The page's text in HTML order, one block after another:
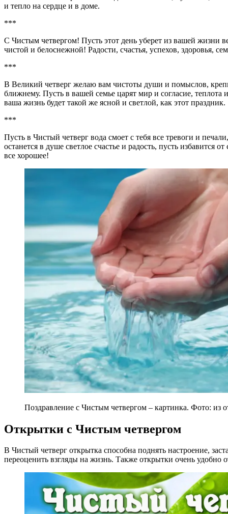
и тепло на сердце и в доме.
***
С Чистым четвергом! Пусть этот день уберет из вашей жизни
чистой и белоснежной! Радости, счастья, успехов, здоровья,
***
В Великий четверг желаю вам чистоты души и помыслов,
ближнему. Пусть в вашей семье царят мир и согласие,
ваша жизнь будет такой же ясной и светлой, как этот праздник.
***
Пусть в Чистый четверг вода смоет с тебя все тревоги и
останется в душе светлое счастье и радость, пусть избавится
все хорошее!
Поздравление с Чистым четвергом – картинка. Фото: из
Открытки с Чистым четвергом
В Чистый четверг открытка способна поднять настроение,
переоценить взгляды на жизнь. Также открытки очень удобно